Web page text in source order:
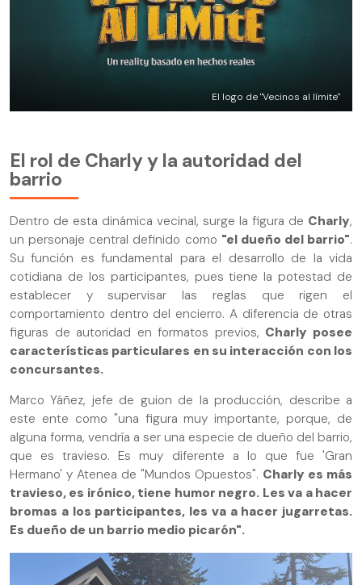
El logo de "Vecinos al límite"
El rol de Charly y la autoridad del
barrio
Dentro de esta dinámica vecinal, surge la figura de Charly,
un personaje central definido como "el dueño del barrio".
Su función es fundamental para el desarrollo de la vida
cotidiana de los participantes, pues tiene la potestad de
establecer y supervisar las reglas que rigen el
comportamiento dentro del encierro. A diferencia de otras
figuras de autoridad en formatos previos, Charly posee
características particulares en su interacción con los
concursantes.
Marco Yáñez, jefe de guion de la producción, describe a
este ente como "una figura muy importante, porque, de
alguna forma, vendría a ser una especie de dueño del barrio,
que es travieso. Es muy diferente a lo que fue 'Gran
Hermano' y Atenea de "Mundos Opuestos". Charly es más
travieso, es irónico, tiene humor negro. Les va a hacer
bromas a los participantes, les va a hacer jugarretas.
Es dueño de un barrio medio picarón".